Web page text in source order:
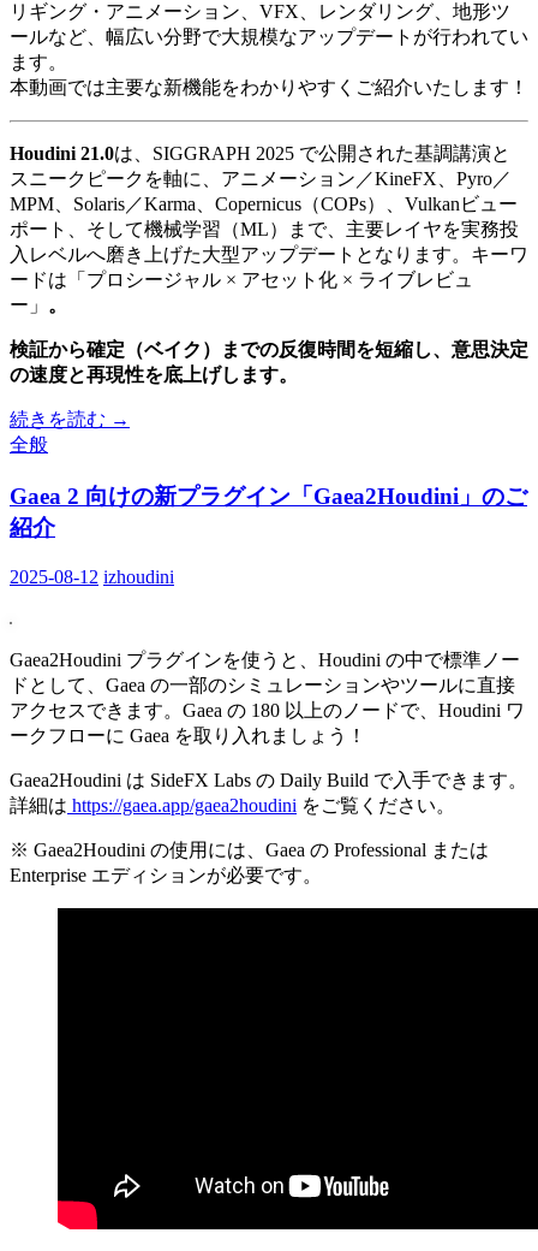
リギング・アニメーション、VFX、レンダリング、地形ツ
ールなど、幅広い分野で大規模なアップデートが行われてい
ます。
本動画では主要な新機能をわかりやすくご紹介いたします！
Houdini 21.0は、SIGGRAPH 2025 で公開された基調講演と
スニークピークを軸に、アニメーション／KineFX、Pyro／
MPM、Solaris／Karma、Copernicus（COPs）、Vulkanビュー
ポート、そして機械学習（ML）まで、主要レイヤを実務投
入レベルへ磨き上げた大型アップデートとなります。キーワ
ードは「プロシージャル × アセット化 × ライブレビュ
ー」 。
検証から確定（ベイク）までの反復時間を短縮し、意思決定
の速度と再現性を底上げします。
続きを読む →
全般
Gaea 2 向けの新プラグイン「Gaea2Houdini」のご
紹介
2025-08-12 izhoudini
Gaea2Houdini プラグインを使うと、Houdini の中で標準ノー
ドとして、Gaea の一部のシミュレーションやツールに直接
アクセスできます。Gaea の 180 以上のノードで、Houdini ワ
ークフローに Gaea を取り入れましょう！
Gaea2Houdini は SideFX Labs の Daily Build で入手できます。
詳細は https://gaea.app/gaea2houdini をご覧ください。
※ Gaea2Houdini の使用には、Gaea の Professional または
Enterprise エディションが必要です。